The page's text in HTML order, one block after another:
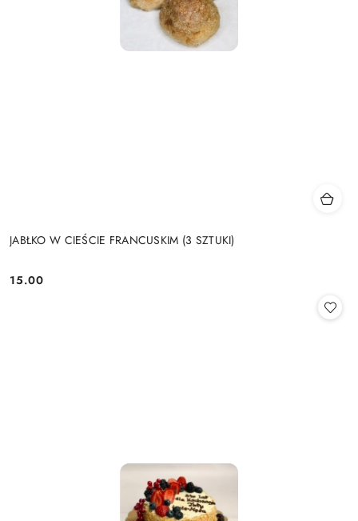
JABŁKO W CIEŚCIE FRANCUSKIM (3 SZTUKI)
Cena:
15.00